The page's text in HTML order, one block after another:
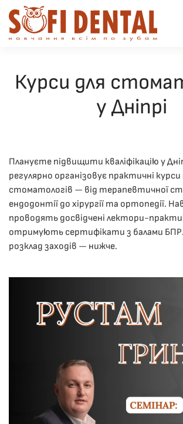
Skip to main content
Курси для
у Дніпрі
Плануєте підвищити кваліфікацію у
регулярно організовує практичні
стоматологів — від терапевтичної
ендодонтії до хірургії та ортопедії.
проводять досвідчені лектори-
отримують сертифікати з балами
розклад заходів — нижче.